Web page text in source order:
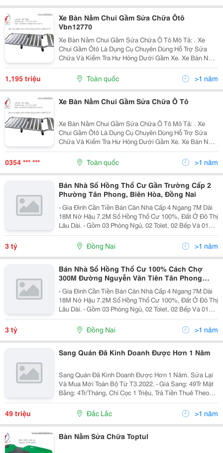
Xe Bàn Nằm Chui Gầm Sửa Chữa Ôtô
Vbn12770
Xe Bàn Nằm Chui Gầm Sửa Chữa Ô Tô Mô Tả: . Xe
Chui Gầm Ôtô Là Dụng Cụ Chuyên Dùng Hỗ Trợ Sửa
Chữa Và Kiểm Tra Hư Hỏng Dưới Gầm Xe. Xe Bàn Nằm
Sửa Chữa Được Làm Bằng Hợp Kim Nhôm Cứng, Có 6
Bánh Xe Dễ Dàng Di Chuyển Đến Những Vị Trí Khó
1,195 triệu Toàn quốc >1 năm
Xe Bàn Nằm Chui Gầm Sửa Chữa Ô Tô
Xe Bàn Nằm Chui Gầm Sửa Chữa Ô Tô Mô Tả: . Xe
Chui Gầm Ôtô Là Dụng Cụ Chuyên Dùng Hỗ Trợ Sửa
Chữa Và Kiểm Tra Hư Hỏng Dưới Gầm Xe. Xe Bàn Nằm
Sửa Chữa Được Làm Bằng Hợp Kim Nhôm Cứng, Có 6
Bánh Xe Dễ Dàng Di Chuyển Đến Những Vị Trí Khó
0354 *** *** Toàn quốc >1 năm
Bán Nhà Số Hồng Thổ Cư Gần Trường Cấp 2
Phường Tân Phong, Biên Hòa, Đồng Nai
- Gia Đình Cần Tiền Bán Căn Nhà Cấp 4 Ngang 7M Dài
18M Nở Hậu 7.2M Sổ Hồng Thổ Cư 100%, Đất Ở Đô Thị
Lâu Dài. - Gồm 03 Phòng Ngủ, 02 Tolet, 02 Bếp Và 01
Phòng Khách, Nhà Gia Đình Mới Xây Dựng 02 Năm
Sửa Sang Lại Còn Mới Dọn Vào Ở Ngay, Hiện Gia
3 tỷ Đồng Nai >1 năm
Bán Nhà Sổ Hồng Thổ Cư 100% Cách Chợ
300M Đường Nguyễn Văn Tiên Tân Phong
Biên Hòa
- Gia Đình Cần Tiền Bán Căn Nhà Cấp 4 Ngang 7M Dài
18M Nở Hậu 7.2M Sổ Hồng Thổ Cư 100%, Đất Ở Đô Thị
Lâu Dài. - Gồm 03 Phòng Ngủ, 02 Tolet, 02 Bếp Và 01
Phòng Khách, Nhà Gia Đình Mới Xây Dựng 02 Năm
Sửa Sang Lại Còn Mới Dọn Vào Ở Ngay, Hiện Gia
3 tỷ Đồng Nai >1 năm
Sang Quán Đã Kinh Doanh Được Hơn 1 Năm
Sang Quán Đã Kinh Doanh Được Hơn 1 Năm. Sửa Lại
Và Mua Mới Toàn Bộ Từ T3.2022. - Giá Sang: 49Tr Mặt
Bằng: 4Tr/Tháng, Chỉ Cọc 1 Triệu, Trả Tiền Thuê Theo
Tháng, Có Gác Ngủ Lại. Liên Hệ: 0973386762 Đ/C: 62
Dương Vân Nga, P. Tân Thành - Bán: Lẩu,...
49 triệu Đắc Lắc >1 năm
Bàn Nằm Sửa Chữa Toptul